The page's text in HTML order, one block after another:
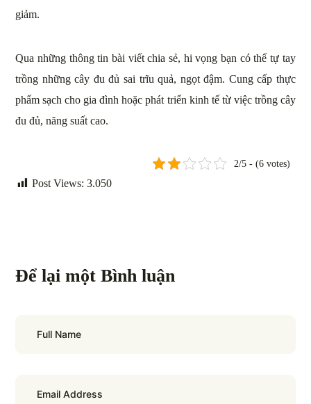
giảm.
Qua những thông tin bài viết chia sẻ, hi vọng bạn có thể tự tay
trồng những cây đu đủ sai trĩu quả, ngọt đậm. Cung cấp thực
phẩm sạch cho gia đình hoặc phát triển kinh tế từ việc trồng cây
đu đủ, năng suất cao.
2/5 - (6 votes)
Post Views: 3.050
Để lại một Bình luận